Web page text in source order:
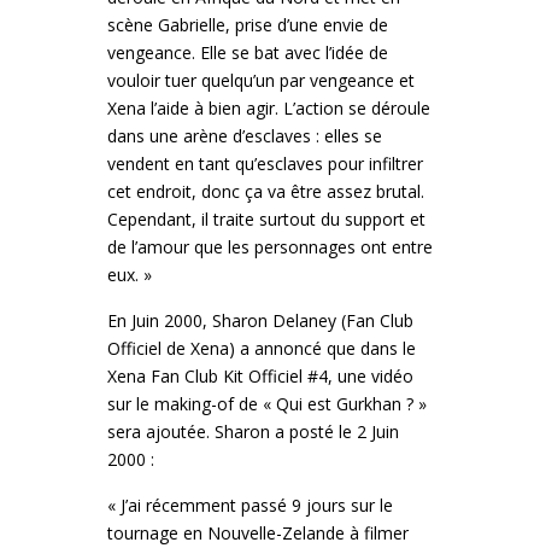
scène Gabrielle, prise d’une envie de
vengeance. Elle se bat avec l’idée de
vouloir tuer quelqu’un par vengeance et
Xena l’aide à bien agir. L’action se déroule
dans une arène d’esclaves : elles se
vendent en tant qu’esclaves pour infiltrer
cet endroit, donc ça va être assez brutal.
Cependant, il traite surtout du support et
de l’amour que les personnages ont entre
eux. »
En Juin 2000, Sharon Delaney (Fan Club
Officiel de Xena) a annoncé que dans le
Xena Fan Club Kit Officiel #4, une vidéo
sur le making-of de « Qui est Gurkhan ? »
sera ajoutée. Sharon a posté le 2 Juin
2000 :
« J’ai récemment passé 9 jours sur le
tournage en Nouvelle-Zelande à filmer